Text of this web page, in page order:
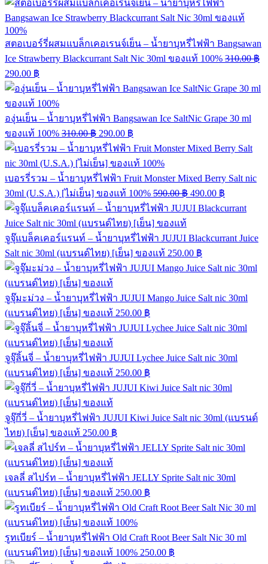
สตอเบอร์รี่ผสมแบล็กเคอเรนจ์เย็น – น้ำยาบุหรี่ไฟฟ้า Bangsawan
Ice Strawberry Blackcurrant Salt Nic 30ml ของแท้ 100% 310.00฿
290.00 ฿
องุ่นเย็น – น้ำยาบุหรี่ไฟฟ้า Bangsawan Ice SaltNic Grape 30 ml
ของแท้ 100% 310.00฿ 290.00 ฿
เบอรรี่รวม – น้ำยาบุหรี่ไฟฟ้า Fruit Monster Mixed Berry Salt nic
30ml (U.S.A.) [ไม่เย็น] ของแท้ 100% 590.00฿ 490.00 ฿
จูจุ๊แบล็คเคอร์แรนท์ – น้ำยาบุหรี่ไฟฟ้า JUJUI Blackcurrant Juice
Salt nic 30ml (แบรนด์ไทย) [เย็น] ของแท้ 250.00 ฿
จูจุ๊มะม่วง – น้ำยาบุหรี่ไฟฟ้า JUJUI Mango Juice Salt nic 30ml
(แบรนด์ไทย) [เย็น] ของแท้ 250.00 ฿
จูจุ๊ลิ้นจี่ – น้ำยาบุหรี่ไฟฟ้า JUJUI Lychee Juice Salt nic 30ml
(แบรนด์ไทย) [เย็น] ของแท้ 250.00 ฿
จูจุ๊กี่วี่ – น้ำยาบุหรี่ไฟฟ้า JUJUI Kiwi Juice Salt nic 30ml (แบรนด์
ไทย) [เย็น] ของแท้ 250.00 ฿
เจลลี่ สไปร์ท – น้ำยาบุหรี่ไฟฟ้า JELLY Sprite Salt nic 30ml
(แบรนด์ไทย) [เย็น] ของแท้ 250.00 ฿
รูทเบียร์ – น้ำยาบุหรี่ไฟฟ้า Old Craft Root Beer Salt Nic 30 ml
(แบรนด์ไทย) [เย็น] ของแท้ 100% 250.00 ฿